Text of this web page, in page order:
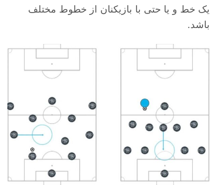
یک خط و یا حتی با بازیکنان از خطوط مختلف
باشد.